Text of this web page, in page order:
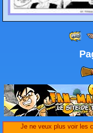
Je ne veux plus voir les